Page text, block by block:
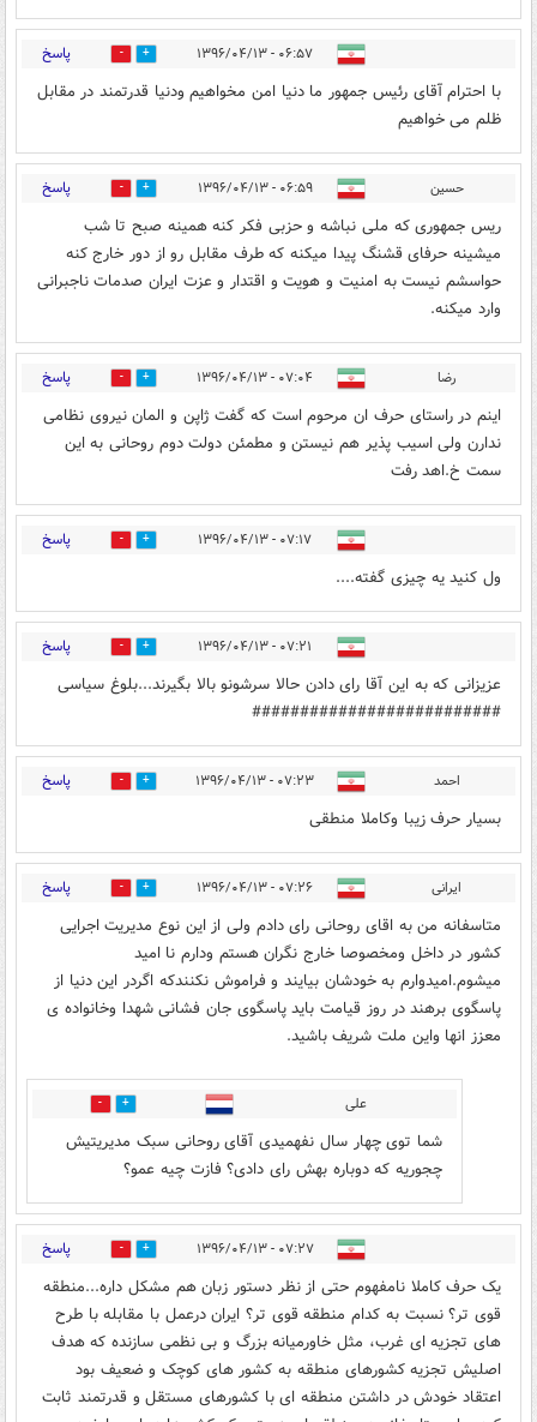
۰۶:۵۷ - ۱۳۹۶/۰۴/۱۳ 14 پاسخ
با احترام آقای رئیس جمهور ما دنیا امن مخواهیم ودنیا قدرتمند در مقابل
ظلم می خواهیم
حسین ۰۶:۵۹ - ۱۳۹۶/۰۴/۱۳ 23 پاسخ
ریس جمهوری که ملی نباشه و حزبی فکر کنه همینه صبح تا شب
میشینه حرفای قشنگ پیدا میکنه که طرف مقابل رو از دور خارج کنه
حواسشم نیست به امنیت و هویت و اقتدار و عزت ایران صدمات ناجبرانی
وارد میکنه.
رضا ۰۷:۰۴ - ۱۳۹۶/۰۴/۱۳ 23 پاسخ
اینم در راستای حرف ان مرحوم است که گفت ژاپن و المان نیروی نظامی
ندارن ولی اسیب پذیر هم نیستن و مطمئن دولت دوم روحانی به این
سمت خ.اهد رفت
۰۷:۱۷ - ۱۳۹۶/۰۴/۱۳ 11 پاسخ
ول کنید یه چیزی گفته....
۰۷:۲۱ - ۱۳۹۶/۰۴/۱۳ 38 پاسخ
عزیزانی که به این آقا رای دادن حالا سرشونو بالا بگیرند...بلوغ سیاسی
##########################
احمد ۰۷:۲۳ - ۱۳۹۶/۰۴/۱۳ 4 پاسخ
بسیار حرف زیبا وکاملا منطقی
ایرانی ۰۷:۲۶ - ۱۳۹۶/۰۴/۱۳ 25 پاسخ
متاسفانه من به اقای روحانی رای دادم ولی از این نوع مدیریت اجرایی
کشور در داخل ومخصوصا خارج نگران هستم ودارم نا امید
میشوم.امیدوارم به خودشان بیایند و فراموش نکنندکه اگردر این دنیا از
پاسگوی برهند در روز قیامت باید پاسگوی جان فشانی شهدا وخانواده ی
معزز انها واین ملت شریف باشید.
علی 34
شما توی چهار سال نفهمیدی آقای روحانی سبک مدیریتیش
چجوریه که دوباره بهش رای دادی؟ فازت چیه عمو؟
۰۷:۲۷ - ۱۳۹۶/۰۴/۱۳ 8 پاسخ
یک حرف کاملا نامفهوم حتی از نظر دستور زبان هم مشکل داره...منطقه
قوی تر؟ نسبت به کدام منطقه قوی تر؟ ایران درعمل با مقابله با طرح
های تجزیه ای غرب، مثل خاورمیانه بزرگ و بی نظمی سازنده که هدف
اصلیش تجزیه کشورهای منطقه به کشور های کوچک و ضعیف بود
اعتقاد خودش در داشتن منطقه ای با کشورهای مستقل و قدرتمند ثابت